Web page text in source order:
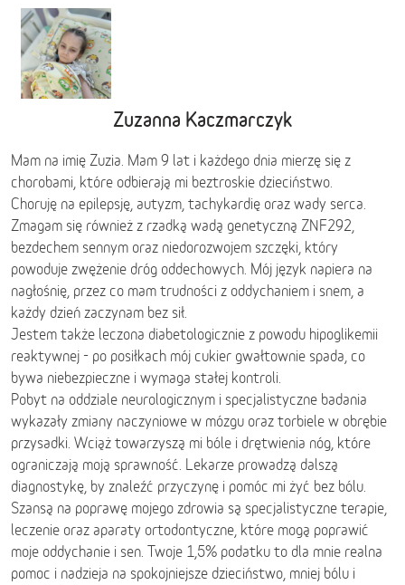
Zuzanna Kaczmarczyk
Mam na imię Zuzia. Mam 9 lat i każdego dnia mierzę się z
chorobami, które odbierają mi beztroskie dzieciństwo.
Choruję na epilepsję, autyzm, tachykardię oraz wady serca.
Zmagam się również z rzadką wadą genetyczną ZNF292,
bezdechem sennym oraz niedorozwojem szczęki, który
powoduje zwężenie dróg oddechowych. Mój język napiera na
nagłośnię, przez co mam trudności z oddychaniem i snem, a
każdy dzień zaczynam bez sił.
Jestem także leczona diabetologicznie z powodu hipoglikemii
reaktywnej - po posiłkach mój cukier gwałtownie spada, co
bywa niebezpieczne i wymaga stałej kontroli.
Pobyt na oddziale neurologicznym i specjalistyczne badania
wykazały zmiany naczyniowe w mózgu oraz torbiele w obrębie
przysadki. Wciąż towarzyszą mi bóle i drętwienia nóg, które
ograniczają moją sprawność. Lekarze prowadzą dalszą
diagnostykę, by znaleźć przyczynę i pomóc mi żyć bez bólu.
Szansą na poprawę mojego zdrowia są specjalistyczne terapie,
leczenie oraz aparaty ortodontyczne, które mogą poprawić
moje oddychanie i sen. Twoje 1,5% podatku to dla mnie realna
pomoc i nadzieja na spokojniejsze dzieciństwo, mniej bólu i